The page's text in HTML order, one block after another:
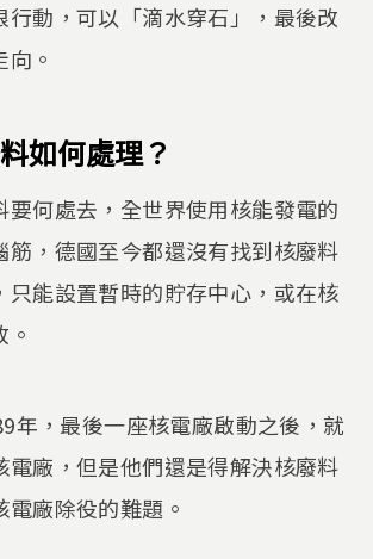
行動，可以「滴水穿石」，最後改
。
如何處理？
要何處去，全世界使用核能發電的
筋，德國至今都還沒有找到核廢料
只能設置暫時的貯存中心，或在核
年，最後一座核電廠啟動之後，就
電廠，但是他們還是得解決核廢料
廠除役的難題。